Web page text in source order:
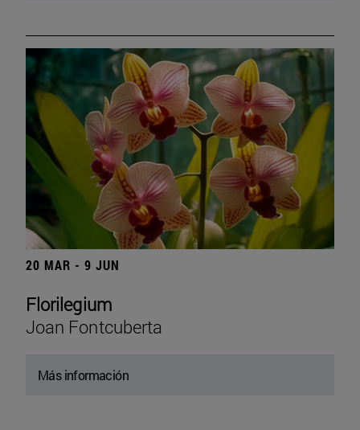
20 MAR - 9 JUN
Florilegium
Joan Fontcuberta
Más información